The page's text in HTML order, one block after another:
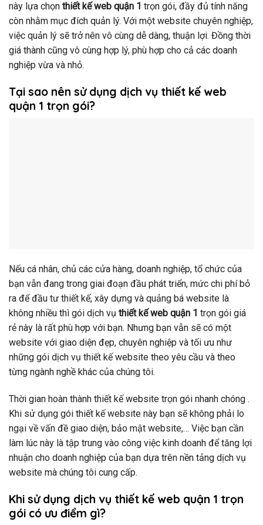
này lựa chọn thiết kế web quận 1 trọn gói, đầy đủ tính năng
còn nhằm mục đích quản lý. Với một website chuyên nghiệp,
việc quản lý sẽ trở nên vô cùng dễ dàng, thuận lợi. Đồng thời
giá thành cũng vô cùng hợp lý, phù hợp cho cả các doanh
nghiệp vừa và nhỏ.
Tại sao nên sử dụng dịch vụ thiết kế web
quận 1 trọn gói?
Nếu cá nhân, chủ các cửa hàng, doanh nghiệp, tổ chức của
bạn vẫn đang trong giai đoạn đầu phát triển, mức chi phí bỏ
ra để đầu tư thiết kế, xây dựng và quảng bá website là
không nhiều thì gói dịch vụ thiết kế web quận 1 trọn gói giá
rẻ này là rất phù hợp với bạn. Nhưng bạn vẫn sẽ có một
website với giao diện đẹp, chuyên nghiệp và tối ưu như
những gói dịch vụ thiết kế website theo yêu cầu và theo
từng ngành nghề khác của chúng tôi.
Thời gian hoàn thành thiết kế website trọn gói nhanh chóng .
Khi sử dụng gói thiết kế website này bạn sẽ không phải lo
ngại về vấn đề giao diện, bảo mật website,… Việc bạn cần
làm lúc này là tập trung vào công việc kinh doanh để tăng lợi
nhuận cho doanh nghiệp của bạn dựa trên nền tảng dịch vụ
website mà chúng tôi cung cấp.
Khi sử dụng dịch vụ thiết kế web quận 1 trọn
gói có ưu điểm gì?